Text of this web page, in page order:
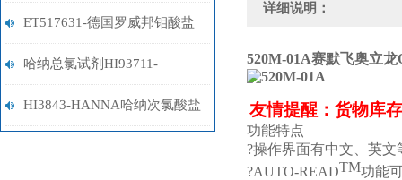
试剂
ET517631-德国罗威邦钼酸盐
试剂
哈纳总氯试剂HI93711-
01/HI93711-03（0-5ppm）
HI3843-HANNA哈纳次氯酸盐
详细说明：
520M-01A赛默飞奥立龙
友情提醒：货物库
功能特点
?操作界面有中文、英文
?AUTO-READTM功能